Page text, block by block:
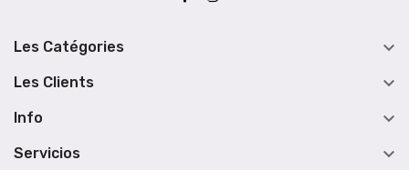
Les Catégories 
Les Clients 
Info 
Servicios 